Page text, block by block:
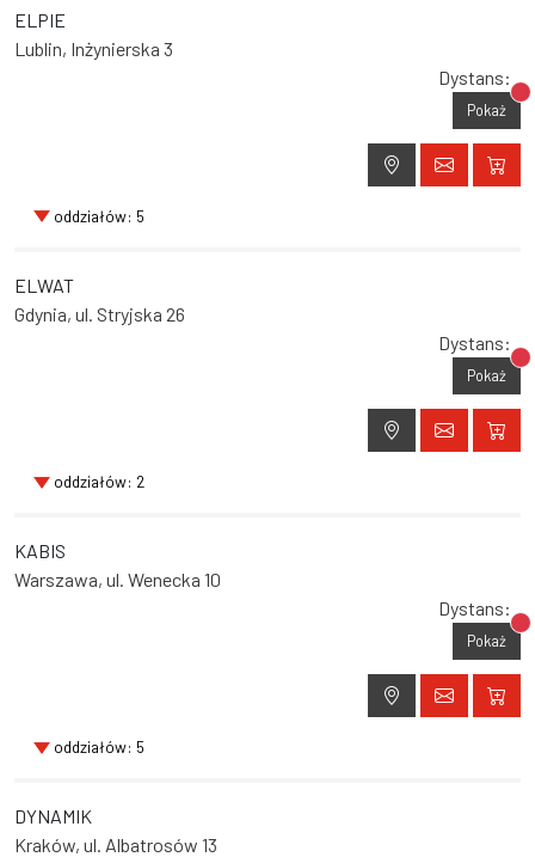
ELPIE
Lublin, Inżynierska 3
Dystans:
Pokaż
oddziałów: 5
ELWAT
Gdynia, ul. Stryjska 26
Dystans:
Pokaż
oddziałów: 2
KABIS
Warszawa, ul. Wenecka 10
Dystans:
Pokaż
oddziałów: 5
DYNAMIK
Kraków, ul. Albatrosów 13